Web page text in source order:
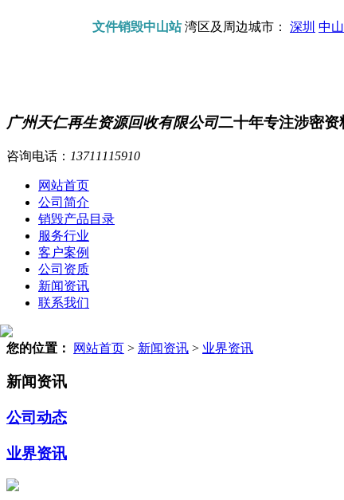
文件销毁中山站湾区及周边城市： 深圳 中山
广州天仁再生资源回收有限公司二十年专注涉密
咨询电话： 13711115910
网站首页
公司简介
销毁产品目录
服务行业
客户案例
公司资质
新闻资讯
联系我们
您的位置： 网站首页 > 新闻资讯 > 业界资讯
新闻资讯
公司动态
业界资讯